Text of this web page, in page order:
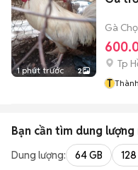
1 phút trước 2
Gà
Tp
T
Bạn cần tìm dung lượng
Dung lượng: 64 GB